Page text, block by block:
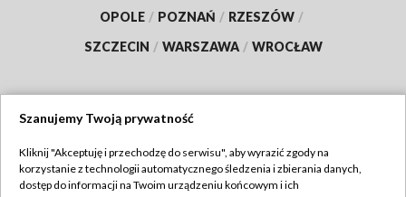
OPOLE / POZNAŃ / RZESZÓW /
SZCZECIN / WARSZAWA / WROCŁAW
TVP
Szanujemy Twoją prywatność
Kliknij "Akceptuję i przechodzę do serwisu", aby wyrazić zgody na
korzystanie z technologii automatycznego śledzenia i zbierania danych,
dostęp do informacji na Twoim urządzeniu końcowym i ich